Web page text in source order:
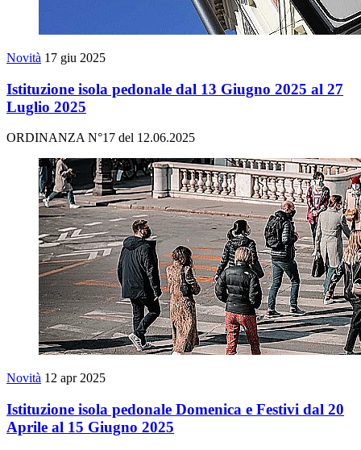
Novità 17 giu 2025
Istituzione isola pedonale dal 13 Giugno 2025 al 27
Luglio 2025
ORDINANZA N°17 del 12.06.2025
Novità 12 apr 2025
Istituzione isola pedonale Domenica e Festivi dal 20
Aprile al 15 Giugno 2025